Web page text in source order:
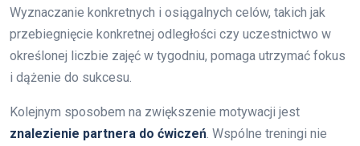
Wyznaczanie konkretnych i osiągalnych celów, takich jak
przebiegnięcie konkretnej odległości czy uczestnictwo w
określonej liczbie zajęć w tygodniu, pomaga utrzymać fokus
i dążenie do sukcesu.
Kolejnym sposobem na zwiększenie motywacji jest
znalezienie partnera do ćwiczeń . Wspólne treningi nie